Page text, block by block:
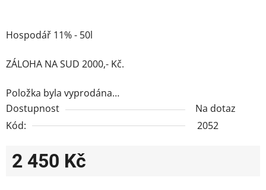
Hospodář 11% - 50l
ZÁLOHA NA SUD 2000,- Kč.
Položka byla vyprodána…
Dostupnost
Na dotaz
Kód:
2052
2 450 Kč